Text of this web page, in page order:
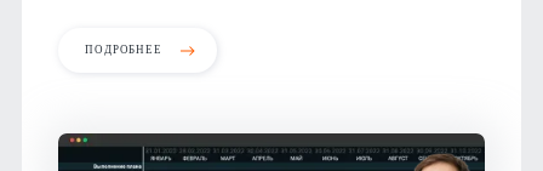
ПОДРОБНЕЕ